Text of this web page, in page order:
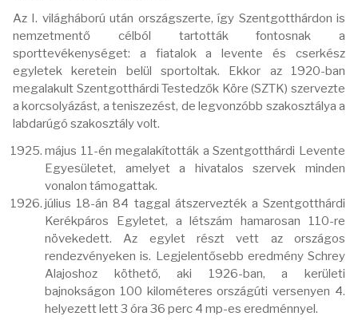
Az I. világháború után országszerte, így Szentgotthárdon is
nemzetmentő célból tartották fontosnak a
sporttevékenységet: a fiatalok a levente és cserkész
egyletek keretein belül sportoltak. Ekkor az 1920-ban
megalakult Szentgotthárdi Testedzők Köre (SZTK) szervezte
a korcsolyázást, a teniszezést, de legvonzóbb szakosztálya a
labdarúgó szakosztály volt.
május 11-én megalakították a Szentgotthárdi Levente
Egyesületet, amelyet a hivatalos szervek minden
vonalon támogattak.
július 18-án 84 taggal átszervezték a Szentgotthárdi
Kerékpáros Egyletet, a létszám hamarosan 110-re
növekedett. Az egylet részt vett az országos
rendezvényeken is. Legjelentősebb eredmény Schrey
Alajoshoz köthető, aki 1926-ban, a kerületi
bajnokságon 100 kilométeres országúti versenyen 4.
helyezett lett 3 óra 36 perc 4 mp-es eredménnyel.